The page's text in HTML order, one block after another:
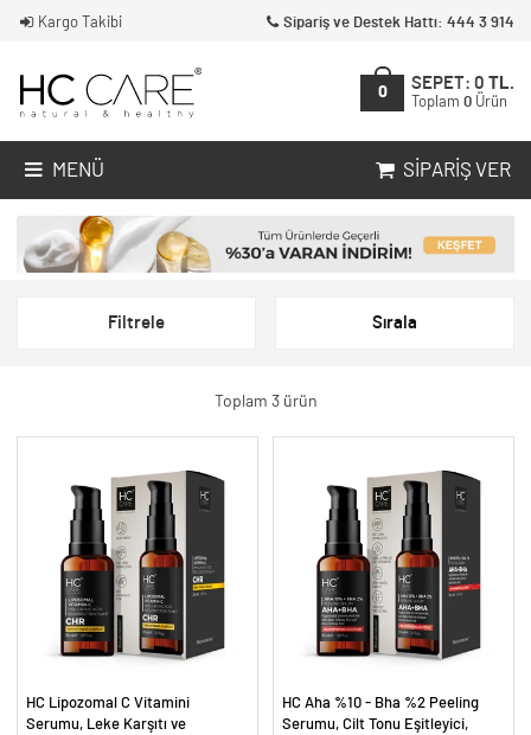
Kargo Takibi Sipariş ve Destek Hattı: 444 3 914
0
SEPET: 0 TL.
Toplam 0 Ürün
MENÜ SIPARIŞ VER
Filtrele Sırala
Toplam 3 ürün
HC Lipozomal C Vitamini
Serumu, Leke Karşıtı ve
HC Aha %10 - Bha %2 Peeling
Serumu, Cilt Tonu Eşitleyici,